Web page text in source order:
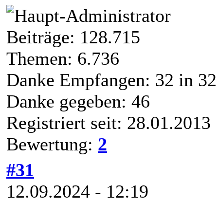
Beiträge: 128.715
Themen: 6.736
Danke Empfangen: 32 in
Danke gegeben: 46
Registriert seit: 28.01.2013
Bewertung: 2
#31
12.09.2024 - 12:19